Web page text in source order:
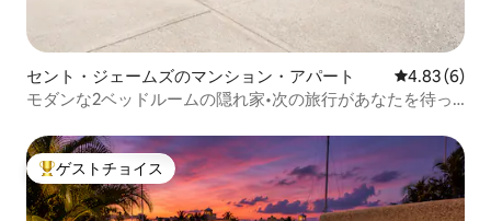
セント・ジェームズのマンション・アパート レビュー6
4.83 (6)
モダンな2ベッドルームの隠れ家•次の旅行があなたを待っ
大好評のゲストチョイスです。
ゲストチョイス